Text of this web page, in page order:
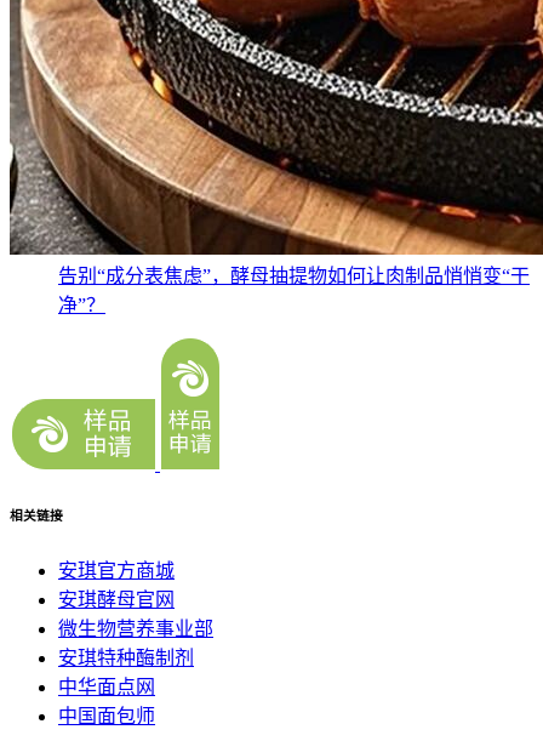
告别“成分表焦虑”，酵母抽提物如何让肉制品悄悄变“干
净”？
相关链接
安琪官方商城
安琪酵母官网
微生物营养事业部
安琪特种酶制剂
中华面点网
中国面包师